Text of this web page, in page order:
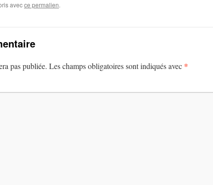
avecce permalien.
pas publiée. Les champs obligatoires sont indiqués avec *